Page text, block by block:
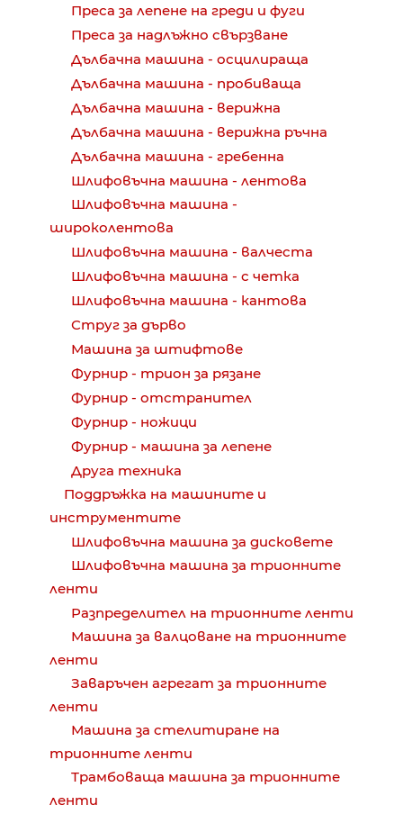
Преса за лепене на греди и фуги
Преса за надлъжно свързване
Дълбачна машина - осцилираща
Дълбачна машина - пробиваща
Дълбачна машина - верижна
Дълбачна машина - верижна ръчна
Дълбачна машина - гребенна
Шлифовъчна машина - лентова
Шлифовъчна машина -
широколентова
Шлифовъчна машина - валчеста
Шлифовъчна машина - с четка
Шлифовъчна машина - кантова
Струг за дърво
Машина за штифтове
Фурнир - трион за рязане
Фурнир - отстранител
Фурнир - ножици
Фурнир - машина за лепене
Друга техника
Поддръжка на машините и
инструментите
Шлифовъчна машина за дисковете
Шлифовъчна машина за трионните
ленти
Разпределител на трионните ленти
Машина за валцоване на трионните
ленти
Заваръчен агрегат за трионните
ленти
Машина за стелитиране на
трионните ленти
Трамбоваща машина за трионните
ленти